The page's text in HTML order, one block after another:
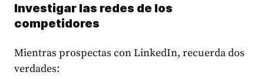
Investigar las redes de los
competidores
Mientras prospectas con LinkedIn, recuerda dos
verdades: